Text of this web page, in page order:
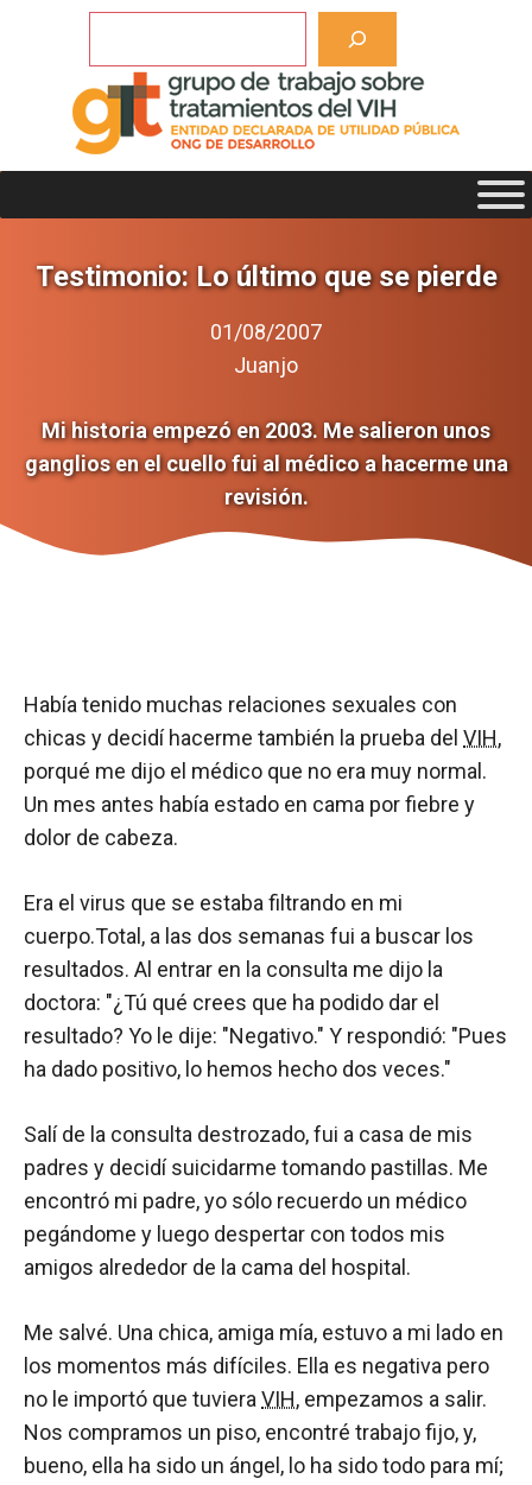
Testimonio: Lo último que se pierde
01/08/2007
Juanjo
Mi historia empezó en 2003. Me salieron unos
ganglios en el cuello fui al médico a hacerme una
revisión.
Había tenido muchas relaciones sexuales con
chicas y decidí hacerme también la prueba del VIH,
porqué me dijo el médico que no era muy normal.
Un mes antes había estado en cama por fiebre y
dolor de cabeza.
Era el virus que se estaba filtrando en mi
cuerpo.Total, a las dos semanas fui a buscar los
resultados. Al entrar en la consulta me dijo la
doctora: "¿Tú qué crees que ha podido dar el
resultado? Yo le dije: "Negativo." Y respondió: "Pues
ha dado positivo, lo hemos hecho dos veces."
Salí de la consulta destrozado, fui a casa de mis
padres y decidí suicidarme tomando pastillas. Me
encontró mi padre, yo sólo recuerdo un médico
pegándome y luego despertar con todos mis
amigos alrededor de la cama del hospital.
Me salvé. Una chica, amiga mía, estuvo a mi lado en
los momentos más difíciles. Ella es negativa pero
no le importó que tuviera VIH, empezamos a salir.
Nos compramos un piso, encontré trabajo fijo, y,
bueno, ella ha sido un ángel, lo ha sido todo para mí;